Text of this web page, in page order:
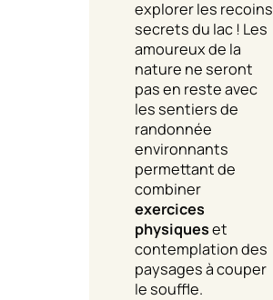
explorer les recoins
secrets du lac ! Les
amoureux de la
nature ne seront
pas en reste avec
les sentiers de
randonnée
environnants
permettant de
combiner
exercices
physiqueset
contemplation des
paysages à couper
le souffle.